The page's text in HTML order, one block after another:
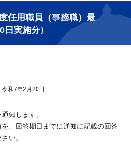
任用職員（事務職）最
実施分）
和7年2月20日
知します。
、回答期日までに通知に記載の回答
い。